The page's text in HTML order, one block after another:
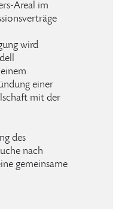
Areal im
wird
einer
mit der
des
nach
gemeinsame